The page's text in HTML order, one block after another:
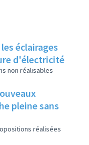
éclairages
d'électricité
non réalisables
pleine sans
réalisées